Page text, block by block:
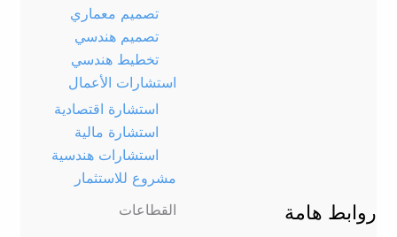
تصميم معماري
تصميم هندسي
تخطيط هندسي
استشارات الأعمال
استشارة اقتصادية
استشارة مالية
استشارات هندسية
مشروع للاستثمار
روابط هامة
القطاعات